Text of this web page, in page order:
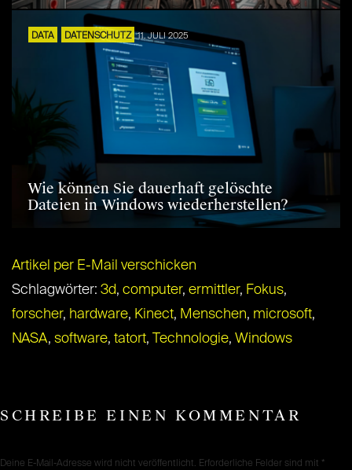
DATA DATENSCHUTZ 11. JULI 2025
Wie können Sie dauerhaft gelöschte
Dateien in Windows wiederherstellen?
Artikel per E-Mail verschicken
Schlagwörter: 3d, computer, ermittler, Fokus,
forscher, hardware, Kinect, Menschen, microsoft,
NASA, software, tatort, Technologie, Windows
SCHREIBE EINEN KOMMENTAR
Deine E-Mail-Adresse wird nicht veröffentlicht. Erforderliche Felder sind mit *